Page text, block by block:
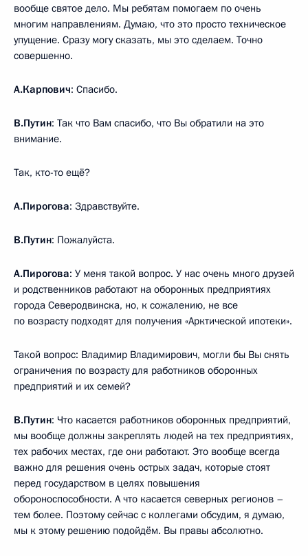
вообще святое дело. Мы ребятам помогаем по очень
многим направлениям. Думаю, что это просто техническое
упущение. Сразу могу сказать, мы это сделаем. Точно
совершенно.
А.Карпович: Спасибо.
В.Путин: Так что Вам спасибо, что Вы обратили на это
внимание.
Так, кто-то ещё?
А.Пирогова: Здравствуйте.
В.Путин: Пожалуйста.
А.Пирогова: У меня такой вопрос. У нас очень много друзей
и родственников работают на оборонных предприятиях
города Северодвинска, но, к сожалению, не все
по возрасту подходят для получения «Арктической ипотеки».
Такой вопрос: Владимир Владимирович, могли бы Вы снять
ограничения по возрасту для работников оборонных
предприятий и их семей?
В.Путин: Что касается работников оборонных предприятий,
мы вообще должны закреплять людей на тех предприятиях,
тех рабочих местах, где они работают. Это вообще всегда
важно для решения очень острых задач, которые стоят
перед государством в целях повышения
обороноспособности. А что касается северных регионов –
тем более. Поэтому сейчас с коллегами обсудим, я думаю,
мы к этому решению подойдём. Вы правы абсолютно.